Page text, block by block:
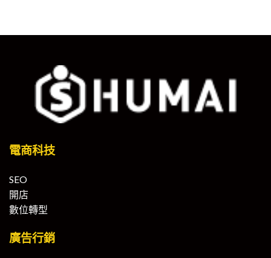
電商科技
SEO
開店
數位轉型
廣告行銷